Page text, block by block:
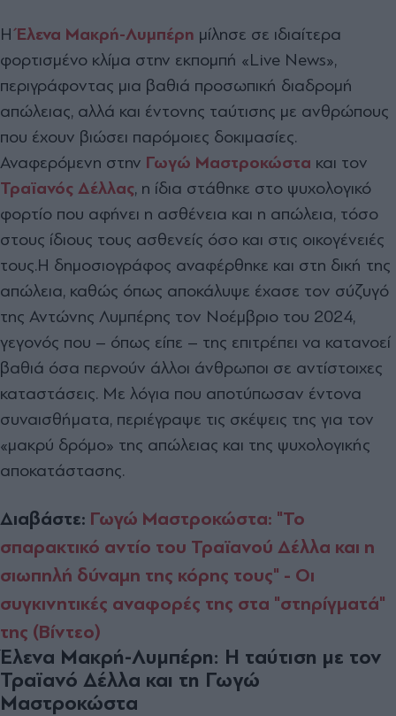
ΗΈλενα Μακρή-Λυμπέρη μίλησε σε ιδιαίτερα
φορτισμένο κλίμα στην εκπομπή «Live News»,
περιγράφοντας μια βαθιά προσωπική διαδρομή
απώλειας, αλλά και έντονης ταύτισης με ανθρώπους
που έχουν βιώσει παρόμοιες δοκιμασίες.
Αναφερόμενη στην Γωγώ Μαστροκώστα και τον
Τραϊανός Δέλλας, η ίδια στάθηκε στο ψυχολογικό
φορτίο που αφήνει η ασθένεια και η απώλεια, τόσο
στους ίδιους τους ασθενείς όσο και στις οικογένειές
τους.Η δημοσιογράφος αναφέρθηκε και στη δική της
απώλεια, καθώς όπως αποκάλυψε έχασε τον σύζυγό
της Αντώνης Λυμπέρης τον Νοέμβριο του 2024,
γεγονός που – όπως είπε – της επιτρέπει να κατανοεί
βαθιά όσα περνούν άλλοι άνθρωποι σε αντίστοιχες
καταστάσεις. Με λόγια που αποτύπωσαν έντονα
συναισθήματα, περιέγραψε τις σκέψεις της για τον
«μακρύ δρόμο» της απώλειας και της ψυχολογικής
αποκατάστασης.
Διαβάστε: Γωγώ Μαστροκώστα: "Το
σπαρακτικό αντίο του Τραϊανού Δέλλα και η
σιωπηλή δύναμη της κόρης τους" - Οι
συγκινητικές αναφορές της στα "στηρίγματά"
της (Βίντεο)
Έλενα Μακρή-Λυμπέρη: Η ταύτιση με τον
Τραϊανό Δέλλα και τη Γωγώ
Μαστροκώστα